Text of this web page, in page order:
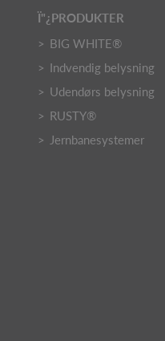
Ï"¿PRODUKTER
BIG WHITE®
Indvendig belysning
Udendørs belysning
RUSTY®
Jernbanesystemer